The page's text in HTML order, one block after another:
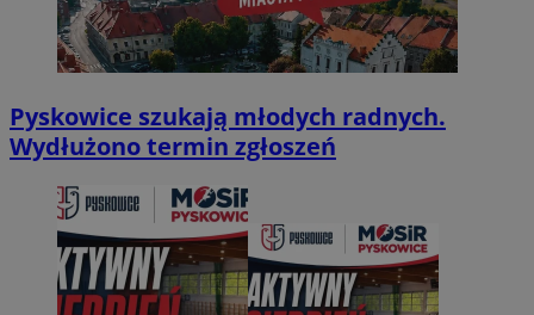
Pyskowice szukają młodych radnych.
Wydłużono termin zgłoszeń